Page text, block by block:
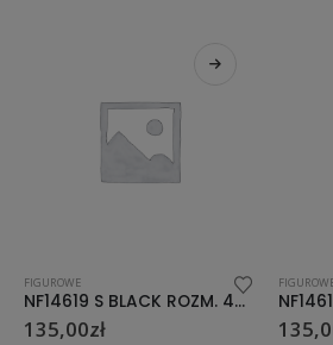
NF14619 S BLACK ROZM. 40 ŁYŻWY FIGUROWE NILS EXTREME NF14619 S WHITE ROZM. 39 ŁYŻWY FIGUROWE NILS EXTREME
135,00